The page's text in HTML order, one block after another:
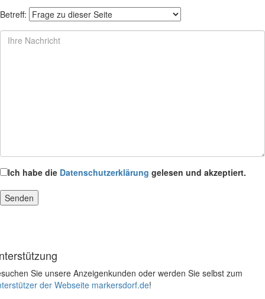
Betreff:
Ich habe die Datenschutzerklärung gelesen und akzeptiert.
Sie unsere Anzeigenkunden oder werden Sie selbst zum
der Webseite markersdorf.de!